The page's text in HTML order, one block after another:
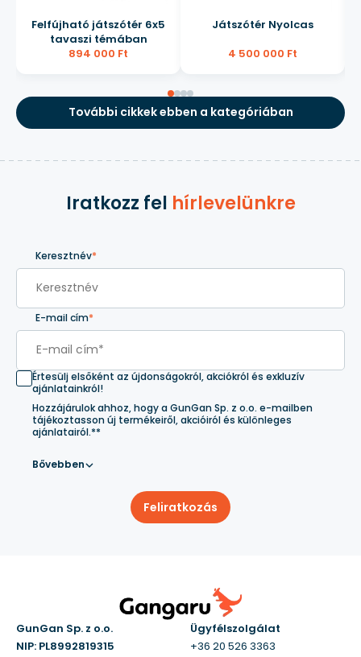
Felfújható játszótér 6x5
tavaszi témában
894 000 Ft
Játszótér Nyolcas
4 500 000 Ft
További cikkek ebben a kategóriában
Iratkozz fel hírlevelünkre
Keresztnév*
E-mail cím*
Értesülj elsőként az újdonságokról, akciókról és exkluzív
ajánlatainkról!
Hozzájárulok ahhoz, hogy a GunGan Sp. z o.o. e-mailben
tájékoztasson új termékeiről, akcióiról és különleges
ajánlatairól.**
Bővebben
Feliratkozás
GunGan Sp. z o.o.
NIP: PL8992819315
Ügyfélszolgálat
+36 20 526 3363